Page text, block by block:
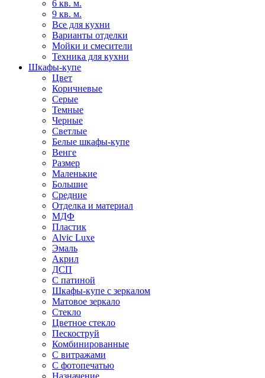
6 кв. м.
9 кв. м.
Все для кухни
Варианты отделки
Мойки и смесители
Техника для кухни
Шкафы-купе
Цвет
Коричневые
Серые
Темные
Черные
Светлые
Белые шкафы-купе
Венге
Размер
Маленькие
Большие
Средние
Отделка и материал
МДФ
Пластик
Alvic Luxe
Эмаль
Акрил
ДСП
С патиной
Шкафы-купе с зеркалом
Матовое зеркало
Стекло
Цветное стекло
Пескоструй
Комбинированные
С витражами
С фотопечатью
Назначение